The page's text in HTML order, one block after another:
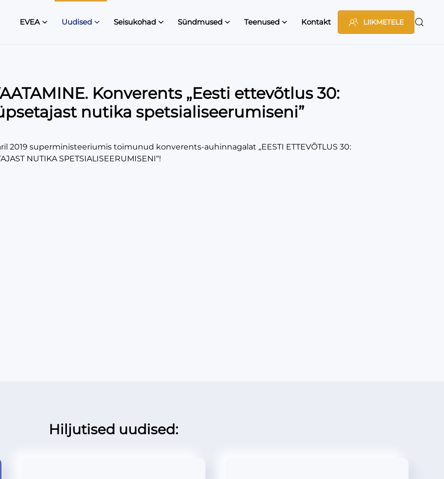
EVEA Uudised Seisukohad Sündmused Teenused Kontakt LIIKMETELE
Konverents „Eesti ettevõtlus 30:
nutika spetsialiseerumiseni”
2019 superministeeriumis toimunud konverents-auhinnagalat „EESTI ETTEVÕTLUS 30:
NUTIKA SPETSIALISEERUMISENI“!
Hiljutised uudised: